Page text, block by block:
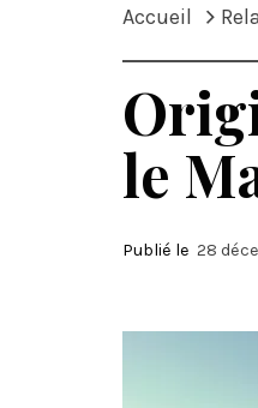
Accueil
le
Publié le 28